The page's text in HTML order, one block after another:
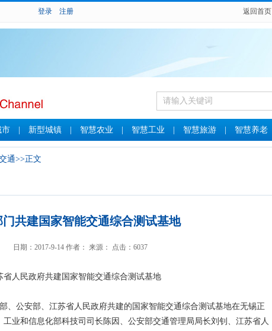
登录 注册 返回首页
市 新型城镇 智慧农业 智慧工业 智慧旅游 智慧养老
通>>正文
门共建国家智能交通综合测试基地
日期：2017-9-14 作者： 来源： 点击：6037
人民政府共建国家智能交通综合测试基地
、公安部、江苏省人民政府共建的国家智能交通综合测试基地在无锡正
业和信息化部科技司司长陈因、公安部交通管理局局长刘钊、江苏省人